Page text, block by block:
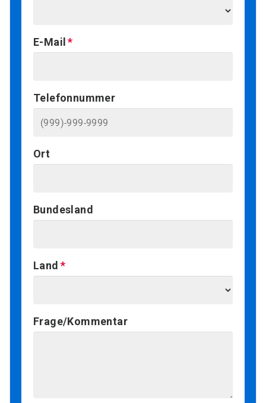
E-Mail
Telefonnummer
Ort
Bundesland
Land
Frage/Kommentar